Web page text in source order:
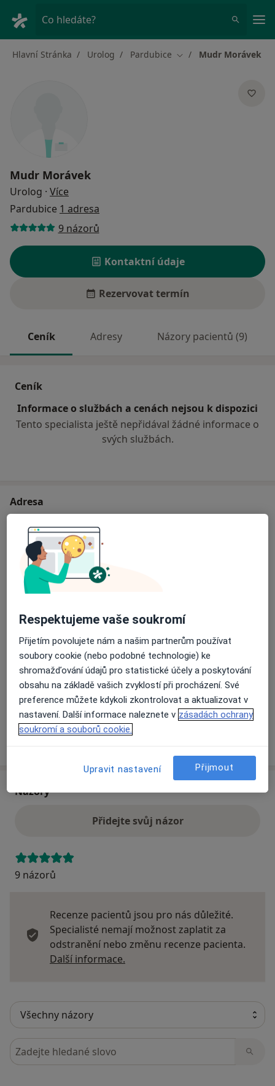
Co hledáte?
Hlavní Stránka Urolog Pardubice Změna města
Mudr Morávek
Mudr Morávek
Urolog · Více
Pardubice 1 adresa
9 názorů
Kontaktní údaje
Rezervovat termín
Ceník Adresy Názory pacientů (9)
Ceník
Informace o službách a cenách nejsou k dispozici
Tento specialista ještě nepřidával žádné informace o
svých službách.
Adresa
Pardubická krajská nemocnice, a.s.
Kyjevská 44, Pardubice
Dostupnost
Na této adrese online kalendář není aktivní
Co mám v takové situaci udělat?
Způsoby platby (soukromé návštěvy)
Na teto adrese lékař přijímá pacienty na pojišťovnu
Detaily
Více
Názory
Přidejte svůj názor
9 názorů
Recenze pacientů jsou pro nás důležité.
Specialisté nemají možnost zaplatit za
odstranění nebo změnu recenze pacienta.
Další informace.
Hledejte v názorech
Respektujeme vaše soukromí
Přijetím povolujete nám a našim partnerům používat
soubory cookie (nebo podobné technologie) ke
shromažďování údajů pro statistické účely a poskytování
obsahu na základě vašich zvyklostí při procházení. Své
preference můžete kdykoli zkontrolovat a aktualizovat v
nastavení. Další informace naleznete v zásadách ochrany
soukromí a souborů cookie.
Upravit nastavení Přijmout